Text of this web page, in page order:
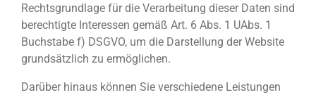
Rechtsgrundlage für die Verarbeitung dieser Daten sind
berechtigte Interessen gemäß Art. 6 Abs. 1 UAbs. 1
Buchstabe f) DSGVO, um die Darstellung der Website
grundsätzlich zu ermöglichen.
Darüber hinaus können Sie verschiedene Leistungen